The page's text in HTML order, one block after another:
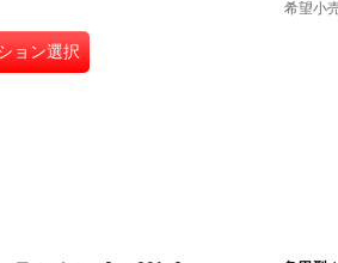
ョン選択
希望小